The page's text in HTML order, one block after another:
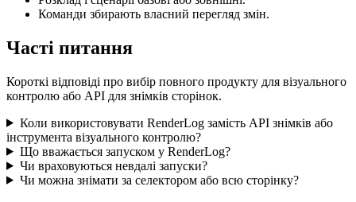
Команди збирають власний перегляд змін.
Часті питання
Короткі відповіді про вибір повного продукту для візуального
контролю або API для знімків сторінок.
Коли використовувати RenderLog замість API знімків або
інструмента візуального контролю?
Що вважається запуском у RenderLog?
Чи враховуються невдалі запуски?
Чи можна знімати за селектором або всю сторінку?